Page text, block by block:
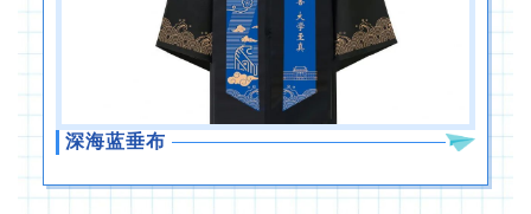
深海蓝垂布